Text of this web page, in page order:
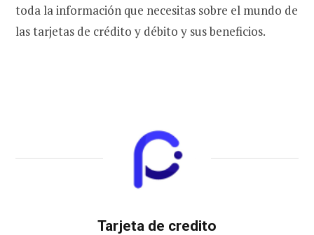
toda la información que necesitas sobre el mundo de
las tarjetas de crédito y débito y sus beneficios.
Tarjeta de credito